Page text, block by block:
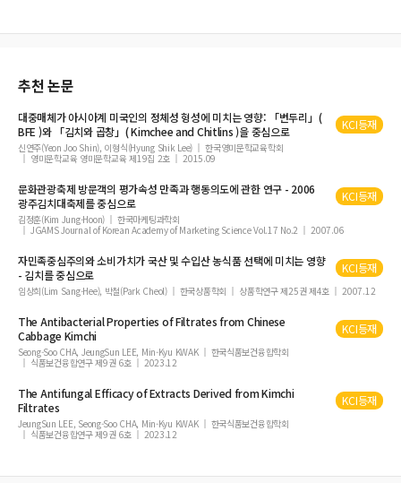
추천 논문
대중매체가 아시아계 미국인의 정체성 형성에 미치는 영향: 「변두리」(
BFE )와 「김치와 곱창」( Kimchee and Chitlins )을 중심으로
KCI등재
신연주(Yeon Joo Shin), 이형식(Hyung Shik Lee)
한국영미문학교육학회
영미문학교육 영미문학교육 제19집 2호
2015.09
문화관광축제 방문객의 평가속성 만족과 행동의도에 관한 연구 - 2006
광주김치대축제를 중심으로
KCI등재
김정훈(Kim Jung-Hoon)
한국마케팅과학회
JGAMS Journal of Korean Academy of Marketing Science Vol.17 No.2
2007.06
자민족중심주의와 소비가치가 국산 및 수입산 농식품 선택에 미치는 영향
- 김치를 중심으로
KCI등재
임상희(Lim Sang-Hee), 박철(Park Cheol) 한국상품학회 상품학연구 제25권 제4호 2007.12
The Antibacterial Properties of Filtrates from Chinese
CabbageKimchi KCI등재
Seong-Soo CHA, JeungSun LEE, Min-Kyu KWAK
한국식품보건융합학회
식품보건융합연구 제9권 6호
2023.12
The Antifungal Efficacy of Extracts Derived fromKimchi
Filtrates
KCI등재
JeungSun LEE, Seong-Soo CHA, Min-Kyu KWAK
한국식품보건융합학회
식품보건융합연구 제9권 6호
2023.12